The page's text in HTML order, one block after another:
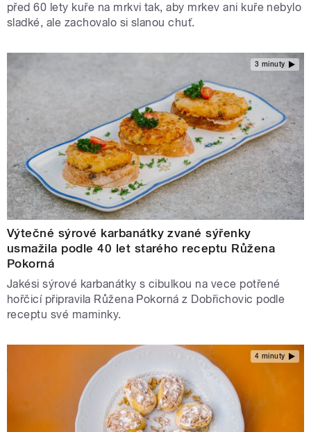
před 60 lety kuře na mrkvi tak, aby mrkev ani kuře nebylo
sladké, ale zachovalo si slanou chuť.
3 minuty
Výtečné sýrové karbanátky zvané sýřenky
usmažila podle 40 let starého receptu Růžena
Pokorná
Jakési sýrové karbanátky s cibulkou na vece potřené
hořčicí připravila Růžena Pokorná z Dobřichovic podle
receptu své maminky.
4 minuty